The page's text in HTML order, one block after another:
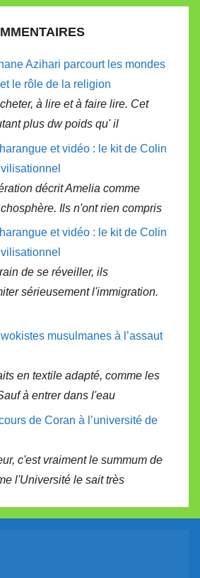
Azihari parcourt les mondes
le rôle de la religion
à lire et à faire lire. Cet
plus dw poids qu' il
et vidéo : le kit de Colin
décrit Amelia comme
Ils n'ont rien compris
et vidéo : le kit de Colin
de se réveiller, ils
sérieusement l'immigration.
musulmanes à l’assaut
en textile adapté, comme les
à entrer dans l'eau
de Coran à l’université de
c'est vraiment le summum de
l'Université le sait très